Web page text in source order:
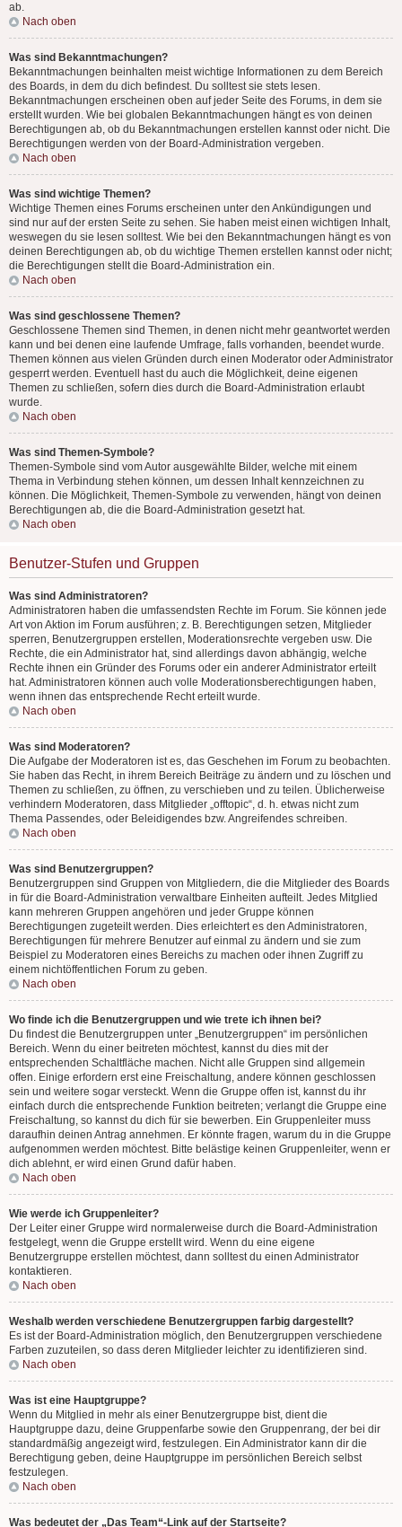
ab.
Nach oben
Was sind Bekanntmachungen?
Bekanntmachungen beinhalten meist wichtige Informationen zu dem Bereich
des Boards, in dem du dich befindest. Du solltest sie stets lesen.
Bekanntmachungen erscheinen oben auf jeder Seite des Forums, in dem sie
erstellt wurden. Wie bei globalen Bekanntmachungen hängt es von deinen
Berechtigungen ab, ob du Bekanntmachungen erstellen kannst oder nicht. Die
Berechtigungen werden von der Board-Administration vergeben.
Nach oben
Was sind wichtige Themen?
Wichtige Themen eines Forums erscheinen unter den Ankündigungen und
sind nur auf der ersten Seite zu sehen. Sie haben meist einen wichtigen Inhalt,
weswegen du sie lesen solltest. Wie bei den Bekanntmachungen hängt es von
deinen Berechtigungen ab, ob du wichtige Themen erstellen kannst oder nicht;
die Berechtigungen stellt die Board-Administration ein.
Nach oben
Was sind geschlossene Themen?
Geschlossene Themen sind Themen, in denen nicht mehr geantwortet werden
kann und bei denen eine laufende Umfrage, falls vorhanden, beendet wurde.
Themen können aus vielen Gründen durch einen Moderator oder Administrator
gesperrt werden. Eventuell hast du auch die Möglichkeit, deine eigenen
Themen zu schließen, sofern dies durch die Board-Administration erlaubt
wurde.
Nach oben
Was sind Themen-Symbole?
Themen-Symbole sind vom Autor ausgewählte Bilder, welche mit einem
Thema in Verbindung stehen können, um dessen Inhalt kennzeichnen zu
können. Die Möglichkeit, Themen-Symbole zu verwenden, hängt von deinen
Berechtigungen ab, die die Board-Administration gesetzt hat.
Nach oben
Benutzer-Stufen und Gruppen
Was sind Administratoren?
Administratoren haben die umfassendsten Rechte im Forum. Sie können jede
Art von Aktion im Forum ausführen; z. B. Berechtigungen setzen, Mitglieder
sperren, Benutzergruppen erstellen, Moderationsrechte vergeben usw. Die
Rechte, die ein Administrator hat, sind allerdings davon abhängig, welche
Rechte ihnen ein Gründer des Forums oder ein anderer Administrator erteilt
hat. Administratoren können auch volle Moderationsberechtigungen haben,
wenn ihnen das entsprechende Recht erteilt wurde.
Nach oben
Was sind Moderatoren?
Die Aufgabe der Moderatoren ist es, das Geschehen im Forum zu beobachten.
Sie haben das Recht, in ihrem Bereich Beiträge zu ändern und zu löschen und
Themen zu schließen, zu öffnen, zu verschieben und zu teilen. Üblicherweise
verhindern Moderatoren, dass Mitglieder „offtopic“, d. h. etwas nicht zum
Thema Passendes, oder Beleidigendes bzw. Angreifendes schreiben.
Nach oben
Was sind Benutzergruppen?
Benutzergruppen sind Gruppen von Mitgliedern, die die Mitglieder des Boards
in für die Board-Administration verwaltbare Einheiten aufteilt. Jedes Mitglied
kann mehreren Gruppen angehören und jeder Gruppe können
Berechtigungen zugeteilt werden. Dies erleichtert es den Administratoren,
Berechtigungen für mehrere Benutzer auf einmal zu ändern und sie zum
Beispiel zu Moderatoren eines Bereichs zu machen oder ihnen Zugriff zu
einem nichtöffentlichen Forum zu geben.
Nach oben
Wo finde ich die Benutzergruppen und wie trete ich ihnen bei?
Du findest die Benutzergruppen unter „Benutzergruppen“ im persönlichen
Bereich. Wenn du einer beitreten möchtest, kannst du dies mit der
entsprechenden Schaltfläche machen. Nicht alle Gruppen sind allgemein
offen. Einige erfordern erst eine Freischaltung, andere können geschlossen
sein und weitere sogar versteckt. Wenn die Gruppe offen ist, kannst du ihr
einfach durch die entsprechende Funktion beitreten; verlangt die Gruppe eine
Freischaltung, so kannst du dich für sie bewerben. Ein Gruppenleiter muss
daraufhin deinen Antrag annehmen. Er könnte fragen, warum du in die Gruppe
aufgenommen werden möchtest. Bitte belästige keinen Gruppenleiter, wenn er
dich ablehnt, er wird einen Grund dafür haben.
Nach oben
Wie werde ich Gruppenleiter?
Der Leiter einer Gruppe wird normalerweise durch die Board-Administration
festgelegt, wenn die Gruppe erstellt wird. Wenn du eine eigene
Benutzergruppe erstellen möchtest, dann solltest du einen Administrator
kontaktieren.
Nach oben
Weshalb werden verschiedene Benutzergruppen farbig dargestellt?
Es ist der Board-Administration möglich, den Benutzergruppen verschiedene
Farben zuzuteilen, so dass deren Mitglieder leichter zu identifizieren sind.
Nach oben
Was ist eine Hauptgruppe?
Wenn du Mitglied in mehr als einer Benutzergruppe bist, dient die
Hauptgruppe dazu, deine Gruppenfarbe sowie den Gruppenrang, der bei dir
standardmäßig angezeigt wird, festzulegen. Ein Administrator kann dir die
Berechtigung geben, deine Hauptgruppe im persönlichen Bereich selbst
festzulegen.
Nach oben
Was bedeutet der „Das Team“-Link auf der Startseite?